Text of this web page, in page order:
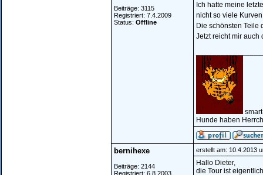
Beiträge: 3115
Registriert: 7.4.2009
Status: Offline
Ich hatte meine
nicht so viele
Die schönsten
Jetzt reicht mir auch
Hunde haben
bernihexe
Beiträge: 2144
Registriert: 6.8.2003
erstellt am: 10.4.2013
Hallo Dieter,
die Tour ist